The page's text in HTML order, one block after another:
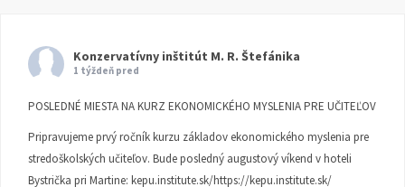
Konzervatívny inštitút M. R. Štefánika
1 týždeň pred
POSLEDNÉ MIESTA NA KURZ EKONOMICKÉHO MYSLENIA PRE UČITEĽOV
Pripravujeme prvý ročník kurzu základov ekonomického myslenia pre
stredoškolských učiteľov. Bude posledný augustový víkend v hoteli
Bystrička pri Martine: kepu.institute.sk/https://kepu.institute.sk/